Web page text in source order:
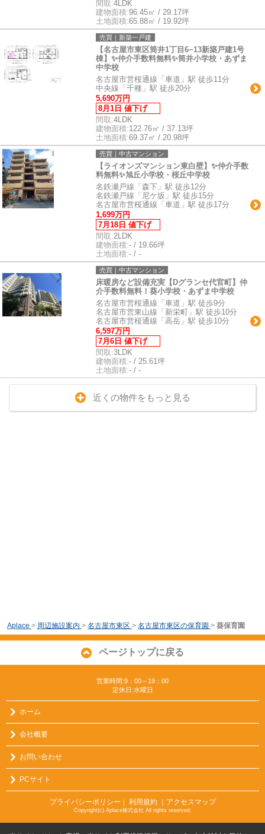
間取:4LDK
建物面積:96.45㎡ / 29.17坪
土地面積:65.88㎡ / 19.92坪
売買｜新築一戸建
【名古屋市東区筒井1丁目6−13新築戸建1号
棟】✨️仲介手数料無料✨️筒井小学校・あずま
中学校
名古屋市営桜通線「車道」駅 徒歩11分
中央線「千種」駅 徒歩20分
5,690万円
8月1日 値下げ
間取:4LDK
建物面積:122.76㎡ / 37.13坪
土地面積:69.37㎡ / 20.98坪
売買｜中古マンション
【ライオンズマンション東白壁】✨️仲介手数
料無料✨️旭丘小学校・桜丘中学校
名鉄瀬戸線「森下」駅 徒歩12分
名鉄瀬戸線「尼ケ坂」駅 徒歩15分
名古屋市営桜通線「車道」駅 徒歩17分
1,699万円
7月18日 値下げ
間取:2LDK
建物面積:- / 19.66坪
土地面積:- / -
売買｜中古マンション
床暖房など設備充実【Dグランセ代官町】仲
介手数料無料！葵小学校・あずま中学校
名古屋市営桜通線「車道」駅 徒歩9分
名古屋市営東山線「新栄町」駅 徒歩10分
名古屋市営桜通線「高岳」駅 徒歩10分
6,597万円
7月6日 値下げ
間取:3LDK
建物面積:- / 25.61坪
土地面積:- / -
近くの物件をもっと見る
Aplace > 周辺施設案内 > 名古屋市東区 > 名古屋市東区の保育園 > 葵保育園
ページトップに戻る
営業時間:9：00～19：00
定休日:水曜日
ホーム
会社概要
お問い合わせ
PCサイト
プライバシーポリシー ｜ 利用規約 ｜アクセスマップ
Copyright(c) Aplace株式会社 All rights reserved.